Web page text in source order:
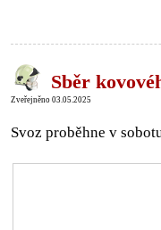
Sběr
Zveřejněno 03.05.2025
Svoz proběhne v